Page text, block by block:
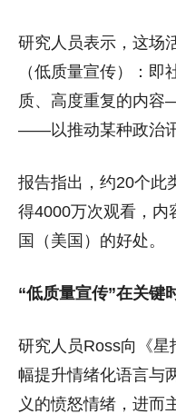
研究人员表示，这场
（低质量宣传）：
质、高度重复的内
——以推动某种政治讯
报告指出，约20个此
得4000万次观看，内
国（美国）的好处。
“低质量宣传”在关键
研究人员Ross向《星
幅提升情绪化语言与
义的愤怒情绪，进而